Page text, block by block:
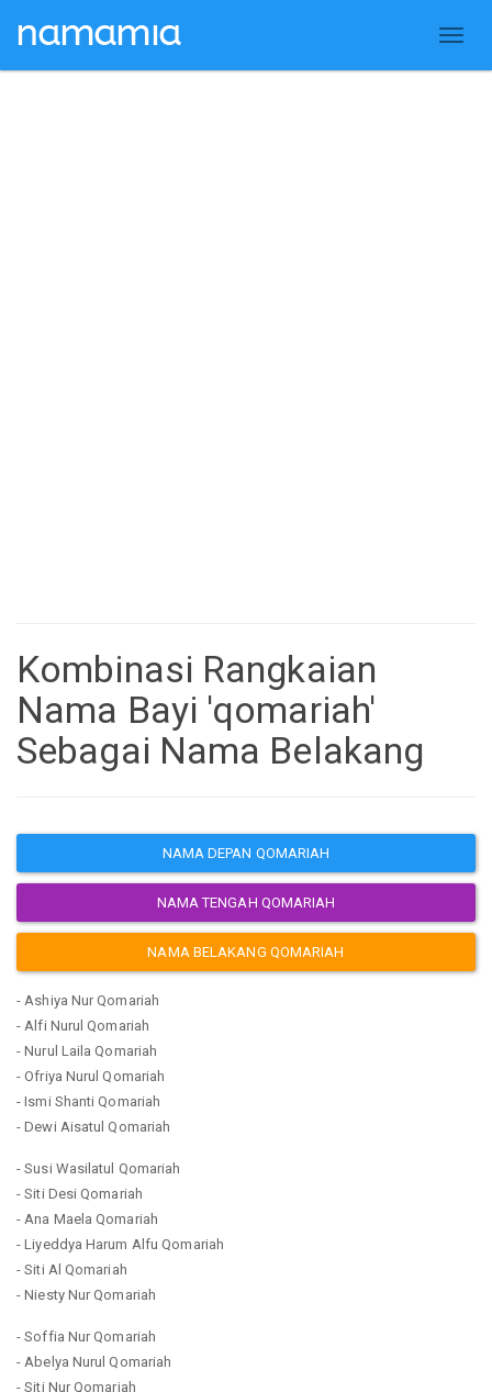
Kombinasi Rangkaian
Nama Bayi 'qomariah'
Sebagai Nama Belakang
NAMA DEPAN QOMARIAH
NAMA TENGAH QOMARIAH
NAMA BELAKANG QOMARIAH
- Ashiya Nur Qomariah
- Alfi Nurul Qomariah
- Nurul Laila Qomariah
- Ofriya Nurul Qomariah
- Ismi Shanti Qomariah
- Dewi Aisatul Qomariah
- Susi Wasilatul Qomariah
- Siti Desi Qomariah
- Ana Maela Qomariah
- Liyeddya Harum Alfu Qomariah
- Siti Al Qomariah
- Niesty Nur Qomariah
- Soffia Nur Qomariah
- Abelya Nurul Qomariah
- Siti Nur Qomariah